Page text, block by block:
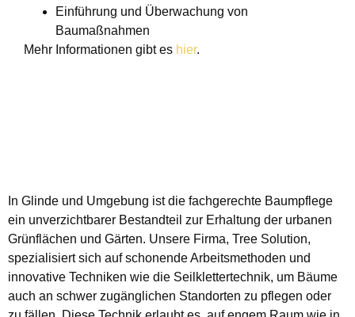
Einführung und Überwachung von
Baumaßnahmen
Mehr Informationen gibt es hier.
In Glinde und Umgebung ist die fachgerechte Baumpflege
ein unverzichtbarer Bestandteil zur Erhaltung der urbanen
Grünflächen und Gärten. Unsere Firma, Tree Solution,
spezialisiert sich auf schonende Arbeitsmethoden und
innovative Techniken wie die Seilklettertechnik, um Bäume
auch an schwer zugänglichen Standorten zu pflegen oder